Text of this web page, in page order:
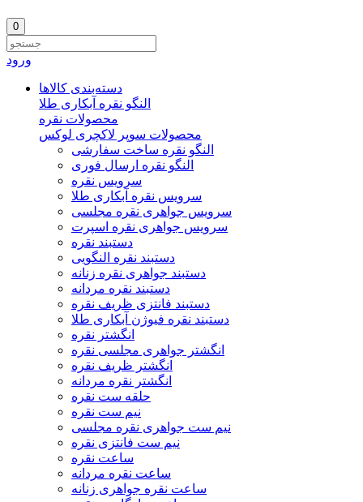
0
ورود
دسته‌بندی‌ کالاها
النگو نقره آبکاری طلا
محصولات نقره
محصولات سوپر لاکچری لوکس
النگو نقره ساخت سفارشی
النگو نقره ارسال فوری
سرویس نقره
سرویس نقره آبکاری طلا
سرویس جواهری نقره مجلسی
سرویس جواهری نقره اسپرت
دستبند نقره
دستبند نقره النگویی
دستبند جواهری نقره زنانه
دستبند نقره مردانه
دستبند فانتزی ظریف نقره
دستبند نقره فیوژن آبکاری طلا
انگشتر نقره
انگشتر جواهری مجلسی نقره
انگشتر ظریف نقره
انگشتر نقره مردانه
حلقه ست نقره
نیم ست نقره
نیم ست جواهری نقره مجلسی
نیم ست فانتزی نقره
ساعت نقره
ساعت نقره مردانه
ساعت نقره جواهری زنانه